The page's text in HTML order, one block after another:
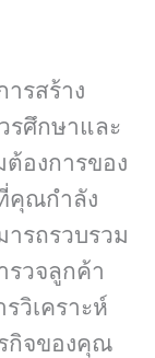
รสร้าง
รศึกษาและ
ต้องการของ
คุณกำลัง
รถรวบรวม
รวจลูกค้า
วิเคราะห์
กิจของคุณ